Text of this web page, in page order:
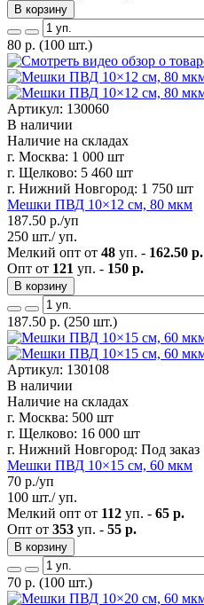
В корзину
80 р. (100 шт.)
Артикул: 130060
В наличии
Наличие на складах
г. Москва: 1 000 шт
г. Щелково: 5 460 шт
г. Нижний Новгород: 1 750 шт
Мешки ПВД 10×12 см, 80 мкм
187.50 р./уп
250 шт./ уп.
Мелкий опт от 48 уп. - 162.50 р.
Опт от 121 уп. - 150 р.
В корзину
187.50 р. (250 шт.)
Артикул: 130108
В наличии
Наличие на складах
г. Москва: 500 шт
г. Щелково: 16 000 шт
г. Нижний Новгород: Под заказ
Мешки ПВД 10×15 см, 60 мкм
70 р./уп
100 шт./ уп.
Мелкий опт от 112 уп. - 65 р.
Опт от 353 уп. - 55 р.
В корзину
70 р. (100 шт.)